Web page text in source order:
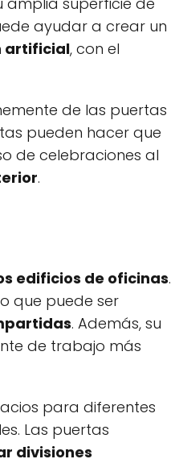
ayudar a crear un
artificial, con el
de las puertas
pueden hacer que
de celebraciones al
.
edificios de oficinas.
que puede ser
. Además, su
de trabajo más
para diferentes
Las puertas
divisiones